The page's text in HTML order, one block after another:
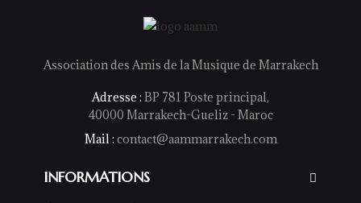
Association des Amis de la Musique de Marrakech
Adresse : BP 781 Poste principal,
40000 Marrakech-Gueliz - Maroc
Mail : contact@aammarrakech.com
INFORMATIONS